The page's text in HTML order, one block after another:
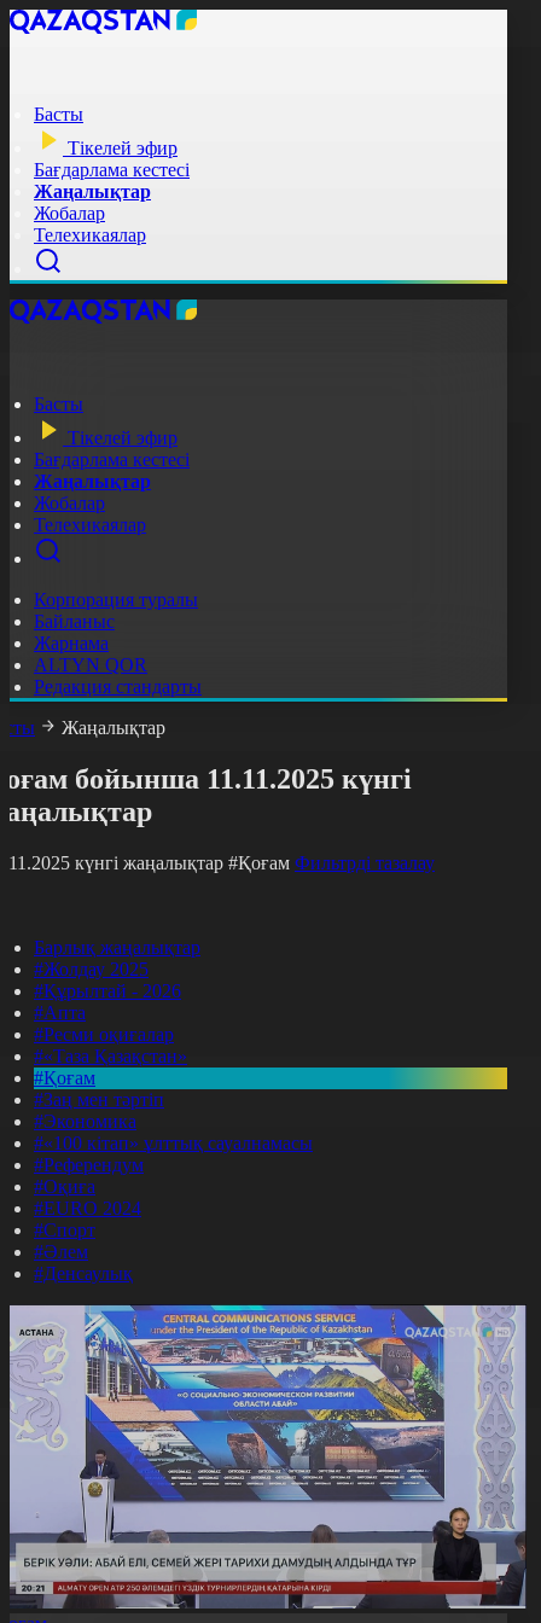
Басты
Тікелей эфир
Бағдарлама кестесі
Жаңалықтар
Жобалар
Телехикаялар
Басты
Тікелей эфир
Бағдарлама кестесі
Жаңалықтар
Жобалар
Телехикаялар
Корпорация туралы
Байланыс
Жарнама
ALTYN QOR
Редакция стандарты
Жаңалықтар
бойынша 11.11.2025 күнгі
күнгі жаңалықтар #Қоғам Фильтрді тазалау
Барлық жаңалықтар
#Жолдау 2025
#Құрылтай - 2026
#Апта
#Ресми оқиғалар
#«Таза Қазақстан»
#Қоғам
#Заң мен тәртіп
#Экономика
#«100 кітап» ұлттық сауалнамасы
#Референдум
#Оқиға
#EURO 2024
#Спорт
#Әлем
#Денсаулық